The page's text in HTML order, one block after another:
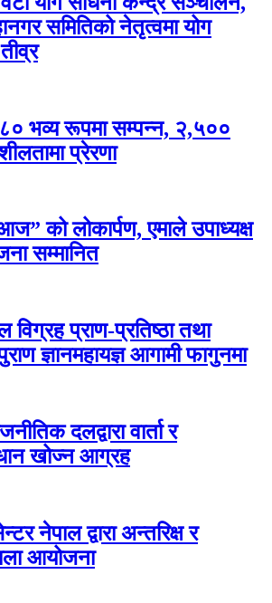
समितिको नेतृत्वमा योग
भव्य रूपमा सम्पन्न, २,५००
प्रेरणा
को लोकार्पण, एमाले उपाध्यक्ष
सम्मानित
विग्रह प्राण-प्रतिष्ठा तथा
ज्ञानमहायज्ञ आगामी फागुनमा
दलद्वारा वार्ता र
खोज्न आग्रह
नेपाल द्वारा अन्तरिक्ष र
आयोजना